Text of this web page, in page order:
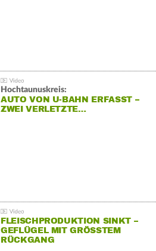
Hochtaunuskreis:
AUTO VON U-BAHN ERFASST –
ZWEI VERLETZTE…
FLEISCHPRODUKTION SINKT –
GEFLÜGEL MIT GRÖSSTEM R
ÜCKGANG